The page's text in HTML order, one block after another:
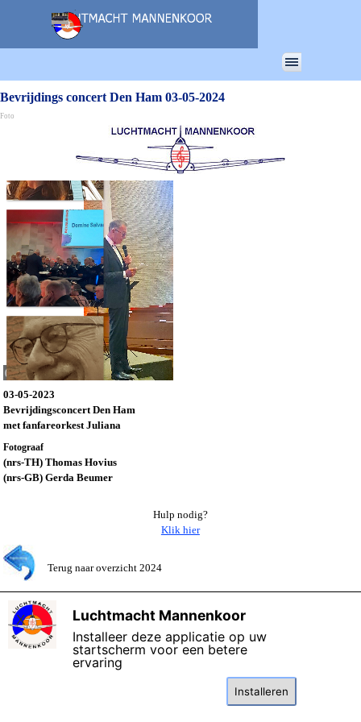
Bevrijdings concert Den Ham 03-05-2024
Foto
(247-TH)
03-05-2023
Bevrijdingsconcert Den Ham
met fanfareorkest Juliana
Fotograaf
(nrs-TH) Thomas Hovius
(nrs-GB) Gerda Beumer
Hulp nodig?
Klik hier
Terug naar overzicht 2024
Copyright 2006 - 2026 Het Luchtmacht Mannenkoor
januari-2026
Terug naar de inhoud
Luchtmacht Mannenkoor
Installeer deze applicatie op uw
startscherm voor een betere
ervaring
Installeren
X